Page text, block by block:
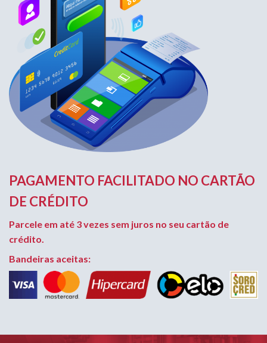
PAGAMENTO FACILITADO NO CARTÃO
DE CRÉDITO
Parcele em até 3 vezes sem juros no seu cartão de
crédito.
Bandeiras aceitas: